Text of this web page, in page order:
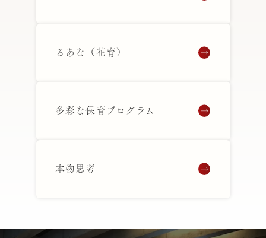
るあな（花育）
多彩な保育プログラム
本物思考